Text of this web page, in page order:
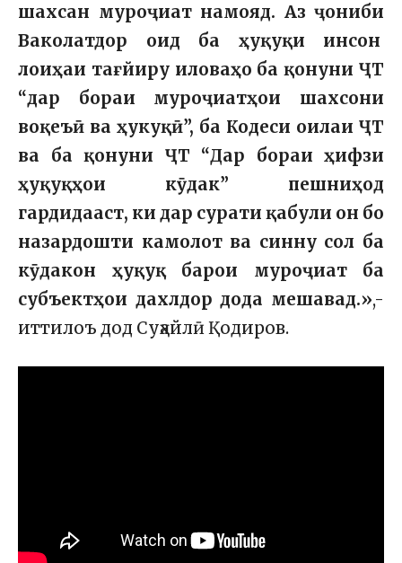
шахсан муроҷиат намояд. Аз ҷониби
Ваколатдор оид ба ҳуқуқи инсон
лоиҳаи тағйиру иловаҳо ба қонуни ҶТ
“дар бораи муроҷиатҳои шахсони
воқеъӣ ва ҳукуқӣ”, ба Кодеси оилаи ҶТ
ва ба қонуни ҶТ “Дар бораи ҳифзи
ҳуқуқҳои кӯдак” пешниҳод
гардидааст, ки дар сурати қабули он бо
назардошти камолот ва синну сол ба
кӯдакон ҳуқуқ барои муроҷиат ба
субъектҳои дахлдор дода мешавад.»,-
иттилоъ дод Суҳайлӣ Қодиров.